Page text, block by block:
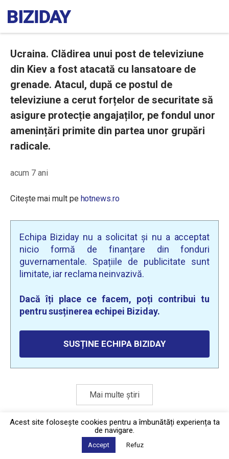
Ucraina. Clădirea unui post de televiziune
din Kiev a fost atacată cu lansatoare de
grenade. Atacul, după ce postul de
televiziune a cerut forțelor de securitate să
asigure protecție angajaților, pe fondul unor
amenințări primite din partea unor grupări
radicale.
acum 7 ani
Citește mai mult pe hotnews.ro
Echipa Biziday nu a solicitat și nu a acceptat
nicio formă de finanțare din fonduri
guvernamentale. Spațiile de publicitate sunt
limitate, iar reclama neinvazivă.
Dacă îți place ce facem, poți contribui tu
pentru susținerea echipei Biziday.
SUSȚINE ECHIPA BIZIDAY
Mai multe știri
Politica de confidențialitate
2026 © Biziday
Acest site foloseşte cookies pentru a îmbunătăți experiența ta
de navigare.
Accept Refuz